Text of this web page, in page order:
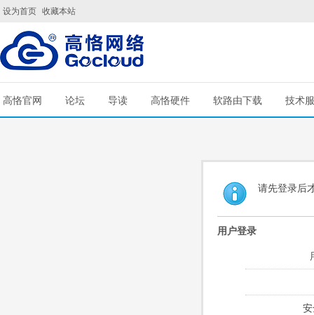
设为首页 收藏本站
高恪官网 论坛 导读 高恪硬件 软路由下载 技术
请先登录后
用户登录